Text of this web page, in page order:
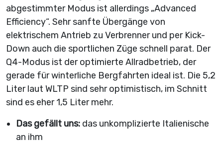
abgestimmter Modus ist allerdings „Advanced
Efficiency“. Sehr sanfte Übergänge von
elektrischem Antrieb zu Verbrenner und per Kick-
Down auch die sportlichen Züge schnell parat. Der
Q4-Modus ist der optimierte Allradbetrieb, der
gerade für winterliche Bergfahrten ideal ist. Die 5,2
Liter laut WLTP sind sehr optimistisch, im Schnitt
sind es eher 1,5 Liter mehr.
Das gefällt uns: das unkomplizierte Italienische
an ihm